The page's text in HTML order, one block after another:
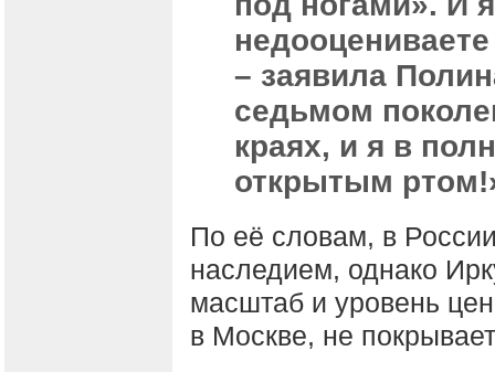
– заявила
седьмом
краях, и я в
открытым
По её словам, в
наследием, однако
масштаб и уровень
в Москве, не